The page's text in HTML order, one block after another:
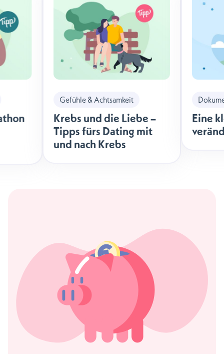
Gefühle & Achtsamkeit
Krebs und die Liebe –
Tipps fürs Dating mit
und nach Krebs
Eine